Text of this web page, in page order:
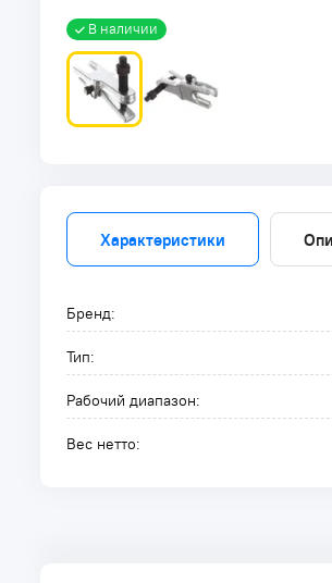
В наличии
Характеристики
Бренд:
Тип:
Рабочий диапазон:
Вес нетто: